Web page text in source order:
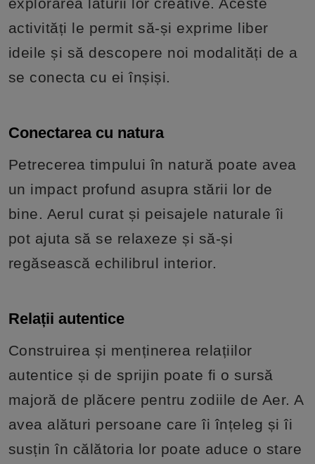
explorarea laturii lor creative. Aceste
activități le permit să-și exprime liber
ideile și să descopere noi modalități de a
se conecta cu ei înșiși.
Conectarea cu natura
Petrecerea timpului în natură poate avea
un impact profund asupra stării lor de
bine. Aerul curat și peisajele naturale îi
pot ajuta să se relaxeze și să-și
regăsească echilibrul interior.
Relații autentice
Construirea și menținerea relațiilor
autentice și de sprijin poate fi o sursă
majoră de plăcere pentru zodiile de Aer. A
avea alături persoane care îi înțeleg și îi
susțin în călătoria lor poate aduce o stare